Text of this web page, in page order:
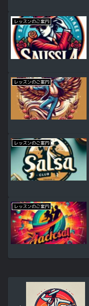
レッスンのご案内
レッスンのご案内
レッスンのご案内
レッスンのご案内